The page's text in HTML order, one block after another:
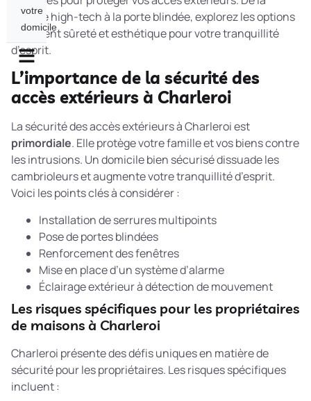
serrure high-tech à la porte blindée, explorez les options
qui allient sûreté et esthétique pour votre tranquillité
d’esprit.
L’importance de la sécurité des
accès extérieurs à Charleroi
La sécurité des accès extérieurs à Charleroi est
primordiale. Elle protège votre famille et vos biens contre
les intrusions. Un domicile bien sécurisé dissuade les
cambrioleurs et augmente votre tranquillité d’esprit.
Voici les points clés à considérer :
Installation de serrures multipoints
Pose de portes blindées
Renforcement des fenêtres
Mise en place d’un système d’alarme
Éclairage extérieur à détection de mouvement
Les risques spécifiques pour les propriétaires
de maisons à Charleroi
Charleroi présente des défis uniques en matière de
sécurité pour les propriétaires. Les risques spécifiques
incluent :
votre
domicile